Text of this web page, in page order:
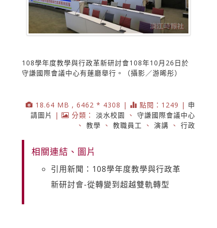
108學年度教學與行政革新研討會108年10月26日於
守謙國際會議中心有蓮廳舉行。（攝影／游晞彤）
18.64 MB , 6462 * 4308 | 點閱：1249 | 申
請圖片
| 分類： 淡水校園 、 守謙國際會議中心
、 教學 、 教職員工 、 演講 、 行政
相關連結、圖片
引用新聞：108學年度教學與行政革
新研討會-從轉變到超越雙軌轉型